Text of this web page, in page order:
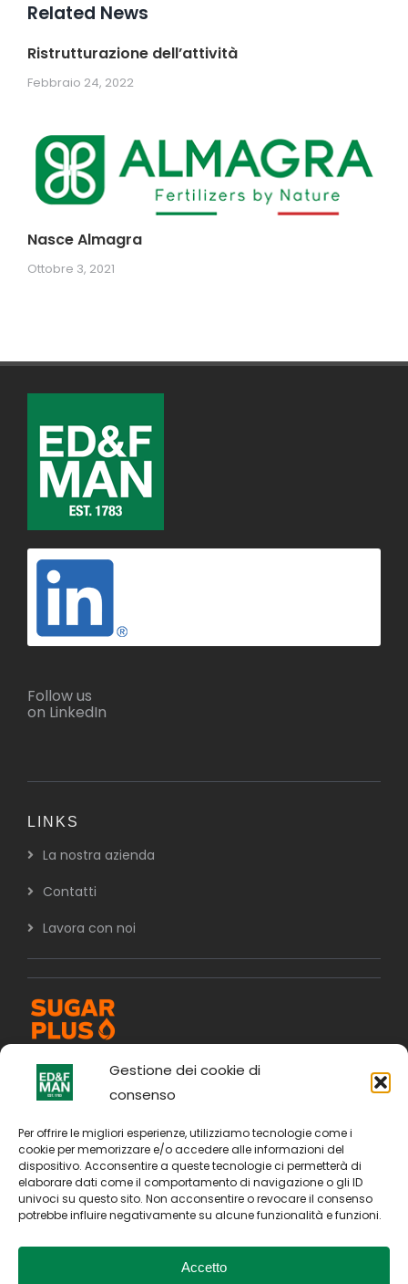
Gestione dei cookie di
consenso
Per offrire le migliori esperienze, utilizziamo tecnologie come i
cookie per memorizzare e/o accedere alle informazioni del
dispositivo. Acconsentire a queste tecnologie ci permetterà di
elaborare dati come il comportamento di navigazione o gli ID
univoci su questo sito. Non acconsentire o revocare il consenso
potrebbe influire negativamente su alcune funzionalità e funzioni.
Accetto
Related News
Ristrutturazione dell’attività
Febbraio 24, 2022
Nasce Almagra
Ottobre 3, 2021
Follow us
on LinkedIn
LINKS
La nostra azienda
Contatti
Lavora con noi